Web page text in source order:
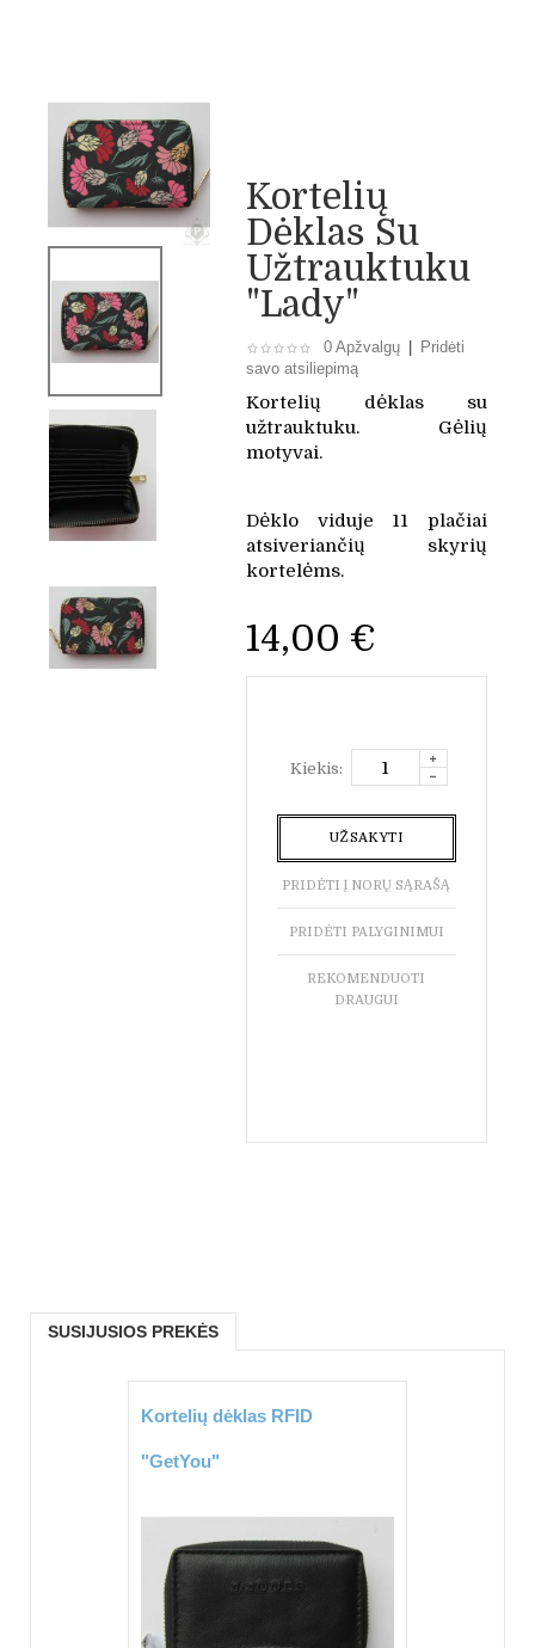
Kortelių
Dėklas Su
Užtrauktuku
"Lady"
0 Apžvalgų
Pridėti
savo atsiliepimą
Kortelių dėklas su
užtrauktuku. Gėlių
motyvai.
Dėklo viduje 11 plačiai
atsiveriančių skyrių
kortelėms.
14,00 €
Kiekis:
UŽSAKYTI
PRIDĖTI Į NORŲ SĄRAŠĄ
PRIDĖTI PALYGINIMUI
REKOMENDUOTI
DRAUGUI
SUSIJUSIOS PREKĖS
Kortelių dėklas RFID
"GetYou"